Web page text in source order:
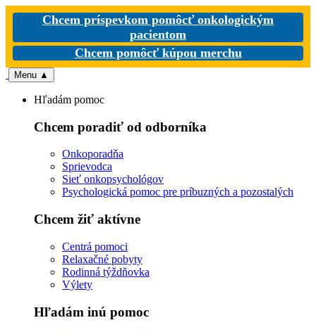
Chcem príspevkom pomôcť onkologickým
pacientom
Chcem pomôcť kúpou merchu
Menu ▲
Hľadám pomoc
Chcem poradiť od odborníka
Onkoporadňa
Sprievodca
Sieť onkopsychológov
Psychologická pomoc pre príbuzných a pozostalých
Chcem žiť aktívne
Centrá pomoci
Relaxačné pobyty
Rodinná týždňovka
Výlety
Hľadám inú pomoc